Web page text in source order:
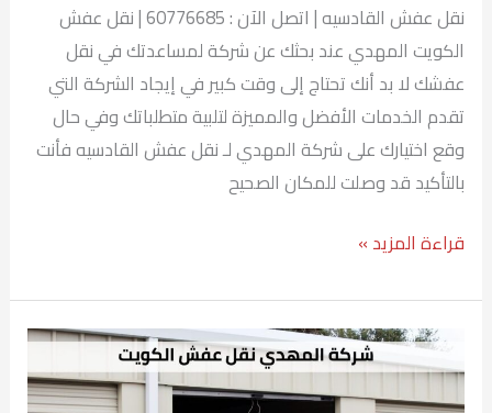
نقل عفش القادسيه | اتصل الآن : 60776685 | نقل عفش
الكويت المهدي عند بحثك عن شركة لمساعدتك في نقل
عفشك لا بد أنك تحتاج إلى وقت كبير في إيجاد الشركة التي
تقدم الخدمات الأفضل والمميزة لتلبية متطلباتك وفي حال
وقع اختيارك على شركة المهدي لـ نقل عفش القادسيه فأنت
بالتأكيد قد وصلت للمكان الصحيح
قراءة المزيد »
تخزين
اثاث